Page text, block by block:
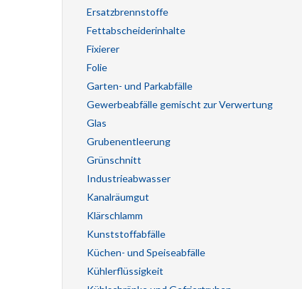
Ersatzbrennstoffe
Fettabscheiderinhalte
Fixierer
Folie
Garten- und Parkabfälle
Gewerbeabfälle gemischt zur Verwertung
Glas
Grubenentleerung
Grünschnitt
Industrieabwasser
Kanalräumgut
Klärschlamm
Kunststoffabfälle
Küchen- und Speiseabfälle
Kühlerflüssigkeit